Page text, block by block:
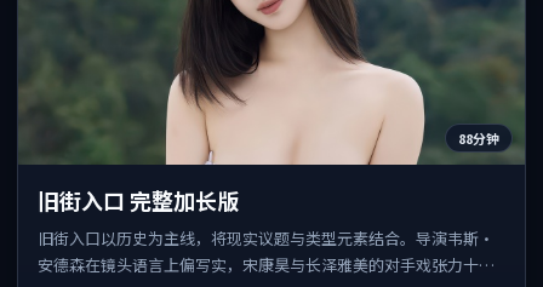
88分钟
旧街入口 完整加长版
旧街入口以历史为主线，将现实议题与类型元素结合。导演韦斯·
安德森在镜头语言上偏写实，宋康昊与长泽雅美的对手戏张力十